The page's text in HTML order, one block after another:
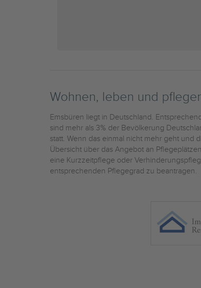
Wohnen, leben und
Emsbüren liegt in Deutschland.
sind mehr als 3% der Bevölkerung
statt. Wenn das einmal nicht mehr geht und
Übersicht über das Angebot an
eine Kurzzeitpflege oder
entsprechenden Pflegegrad zu beantragen.